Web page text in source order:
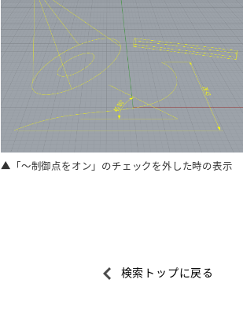
▲「～制御点をオン」のチェックを外した時の表示
検索トップに戻る